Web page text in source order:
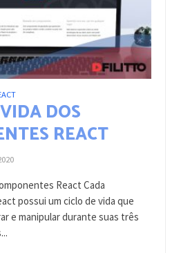
DOS
REACT
React Cada
possui um ciclo de vida que
e manipular durante suas três